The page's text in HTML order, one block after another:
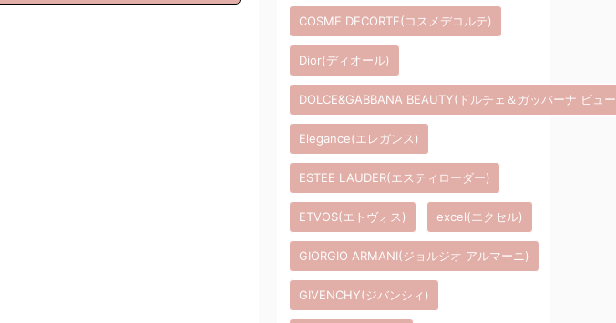
COSME DECORTE(コスメデコルテ)
Dior(ディオール)
DOLCE&GABBANA BEAUTY(ドルチェ＆ガッバーナ ビュ
Elegance(エレガンス)
ESTEE LAUDER(エスティローダー)
ETVOS(エトヴォス) excel(エクセル)
GIORGIO ARMANI(ジョルジオ アルマーニ)
GIVENCHY(ジバンシィ)